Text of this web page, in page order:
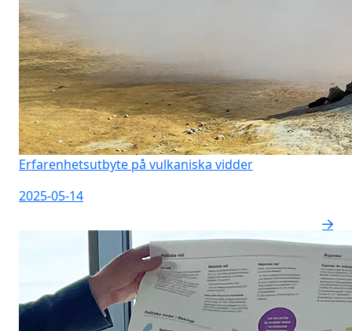
Erfarenhetsutbyte på vulkaniska vidder
2025-05-14